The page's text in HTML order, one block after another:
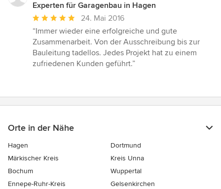
Experten für Garagenbau in Hagen
Durchschnittliche
Bewertung:
5
von
5
24. Mai 2016
“Immer wieder eine erfolgreiche und gute
Zusammenarbeit. Von der Ausschreibung bis zur
Bauleitung tadellos. Jedes Projekt hat zu einem
zufriedenen Kunden geführt.”
Orte in der Nähe
Hagen
Dortmund
Märkischer Kreis
Kreis Unna
Bochum
Wuppertal
Ennepe-Ruhr-Kreis
Gelsenkirchen